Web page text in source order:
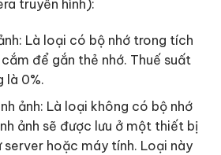
truyền hình):
Là loại có bộ nhớ trong tích
để gắn thẻ nhớ. Thuế suất
là 0%.
ảnh: Là loại không có bộ nhớ
ảnh sẽ được lưu ở một thiết bị
server hoặc máy tính. Loại này